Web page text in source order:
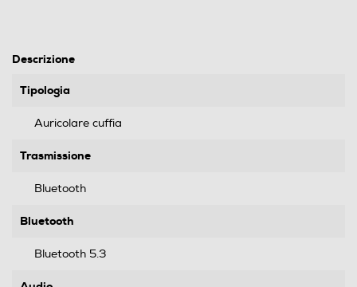
Descrizione
Tipologia
Auricolare cuffia
Trasmissione
Bluetooth
Bluetooth
Bluetooth 5.3